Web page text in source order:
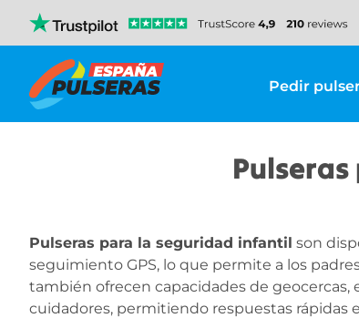
Pedir
Pulseras para la seguridad infantil son
seguimiento GPS, lo que permite a los
también ofrecen capacidades de geocercas,
cuidadores, permitiendo respuestas rápidas